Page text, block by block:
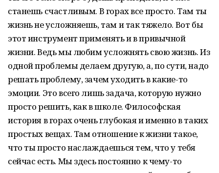
станешь счастливым. В горах все просто. Там ты
жизнь не усложняешь, там и так тяжело. Вот бы
этот инструмент применять и в привычной
жизни. Ведь мы любим усложнять свою жизнь. Из
одной проблемы делаем другую, а, по сути, надо
решать проблему, зачем уходить в какие-то
эмоции. Это всего лишь задача, которую нужно
просто решить, как в школе. Философская
история в горах очень глубокая и именно в таких
простых вещах. Там отношение к жизни такое,
что ты просто наслаждаешься тем, что у тебя
сейчас есть. Мы здесь постоянно к чему-то